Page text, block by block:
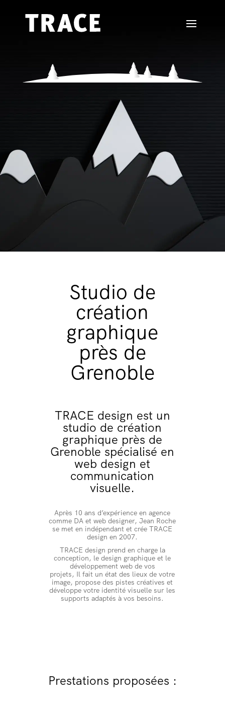
Studio de
création
graphique
près de
Grenoble
TRACE design est un
studio de création
graphique près de
Grenoble spécialisé en
web design et
communication
visuelle.
Après 10 ans d’expérience en agence
comme DA et web designer, Jean Roche
se met en indépendant et crée TRACE
design en 2007.
TRACE design prend en charge la
conception, le design graphique et le
développement web de vos
projets, Il fait un état des lieux de votre
image, propose des pistes créatives et
développe votre identité visuelle sur les
supports adaptés à vos besoins.
Prestations proposées :